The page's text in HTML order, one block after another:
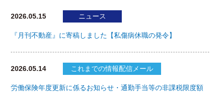
2026.05.15 ニュース
『月刊不動産』に寄稿しました【私傷病休職の発令】
2026.05.14 これまでの情報配信メール
労働保険年度更新に係るお知らせ・通勤手当等の非課税限度額